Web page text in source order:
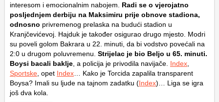
interesom i emocionalnim nabojem. Radi se o vjerojatno
posljednjem derbiju na Maksimiru prije obnove stadiona,
odnosno privremenog prelaska na budući stadion u
Kranjčevićevoj. Hajduk je također osigurao drugo mjesto. Modri
su poveli golom Bakrara u 22. minuti, da bi vodstvo povećali na
2:0 u drugom poluvremenu. Strijelac je bio Beljo u 65. minuti.
Boysi bacali baklje , a policija je privodila navijače. Index
Sportske , opet Index … Kako je Torcida zapalila transparent
Boysa? Imali su ljude na tajnom zadatku (Index)… Liga se igra
još dva kola.